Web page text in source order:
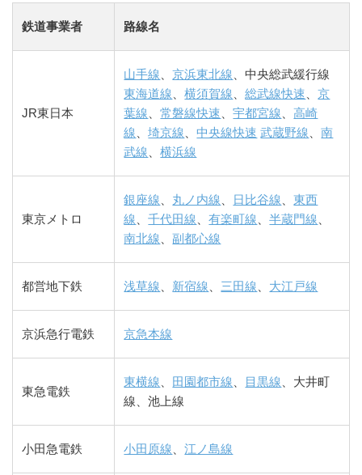
鉄道事業者 路線名
JR東日本
山手線 、京浜東北線 、中央総武緩行線
東海道線 、横須賀線 、総武線快速 、京
葉線 、常磐線快速 、宇都宮線 、高崎
線 、埼京線 、中央線快速 武蔵野線 、南
武線 、横浜線
東京メトロ
銀座線 丸ノ内線 日比谷線 、東西
線 、千代田線 、有楽町線 、半蔵門線
南北線 、副都心線
都営地下鉄 浅草線 新宿線 三田線 大江戸線
京浜急行電鉄 京急本線
東急電鉄
東横線 田園都市線 目黒線 、大井町
線、池上線
小田急電鉄 小田原線 、江ノ島線